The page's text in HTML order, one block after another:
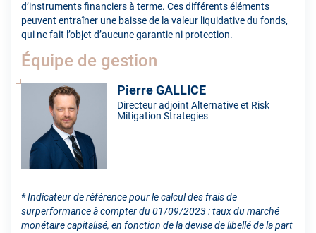
d’instruments financiers à terme. Ces différents éléments
peuvent entraîner une baisse de la valeur liquidative du fonds,
qui ne fait l’objet d’aucune garantie ni protection.
Équipe de gestion
Pierre GALLICE
Directeur adjoint Alternative et Risk
Mitigation Strategies
* Indicateur de référence pour le calcul des frais de
surperformance à compter du 01/09/2023 : taux du marché
monétaire capitalisé, en fonction de la devise de libellé de la part